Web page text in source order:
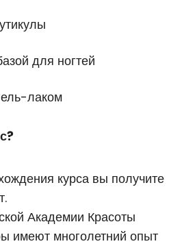
для ногтей
лаком
курса вы получите
Академии Красоты
имеют многолетний опыт